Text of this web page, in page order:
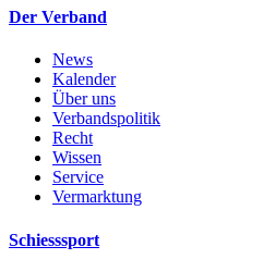
Der Verband
News
Kalender
Über uns
Verbandspolitik
Recht
Wissen
Service
Vermarktung
Schiesssport